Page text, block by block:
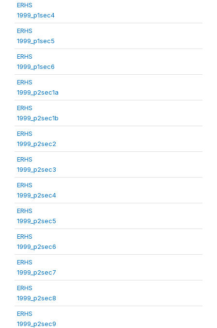
ERHS
1999_p1sec4
ERHS
1999_p1sec5
ERHS
1999_p1sec6
ERHS
1999_p2sec1a
ERHS
1999_p2sec1b
ERHS
1999_p2sec2
ERHS
1999_p2sec3
ERHS
1999_p2sec4
ERHS
1999_p2sec5
ERHS
1999_p2sec6
ERHS
1999_p2sec7
ERHS
1999_p2sec8
ERHS
1999_p2sec9